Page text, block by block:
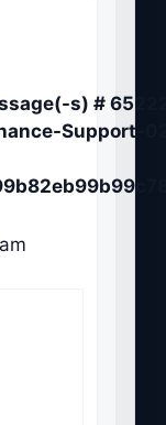
s) #
Support-